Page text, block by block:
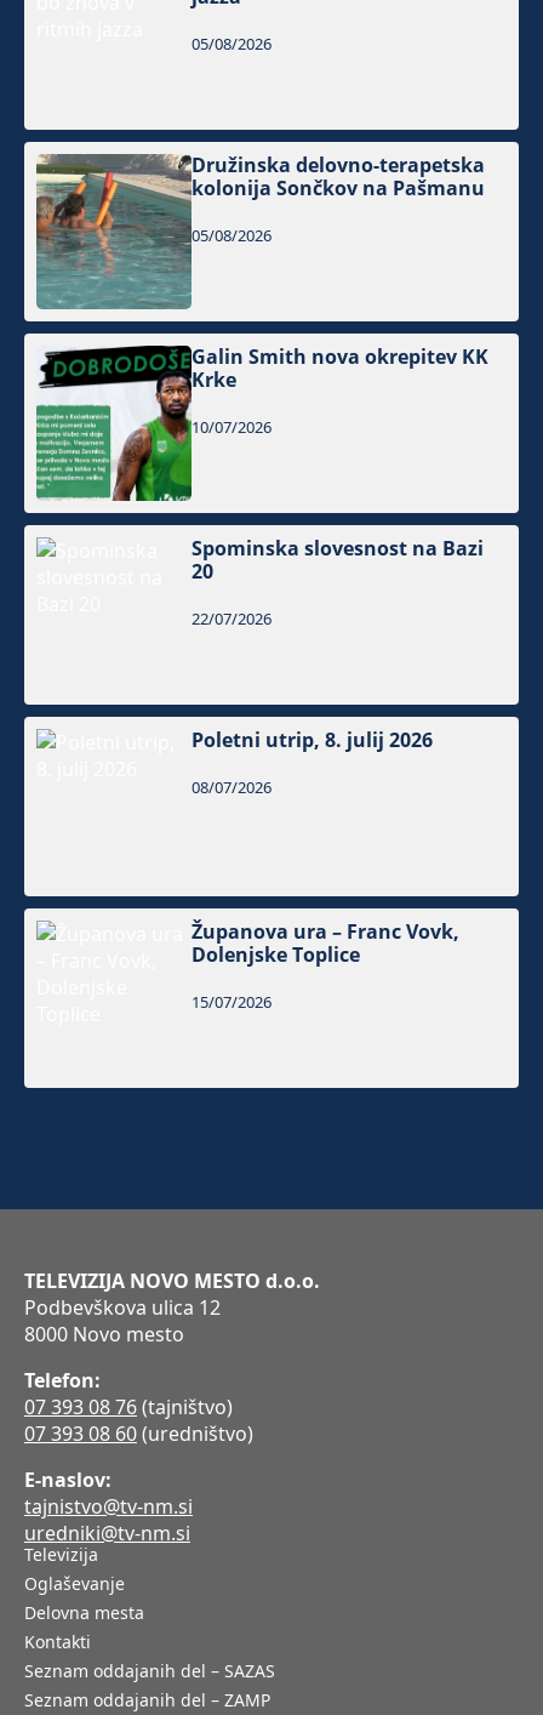
05/08/2026
Družinska delovno-terapetska
kolonija Sončkov na Pašmanu
05/08/2026
Galin Smith nova okrepitev KK
Krke
10/07/2026
Spominska slovesnost na Bazi
20
22/07/2026
Poletni utrip, 8. julij 2026
08/07/2026
Županova ura – Franc Vovk,
Dolenjske Toplice
15/07/2026
TELEVIZIJA NOVO MESTO d.o.o.
Podbevškova ulica 12
8000 Novo mesto
Telefon:
07 393 08 76(tajništvo)
07 393 08 60(uredništvo)
E-naslov:
tajnistvo@tv-nm.si
uredniki@tv-nm.si
Televizija
Oglaševanje
Delovna mesta
Kontakti
Seznam oddajanih del – SAZAS
Seznam oddajanih del – ZAMP